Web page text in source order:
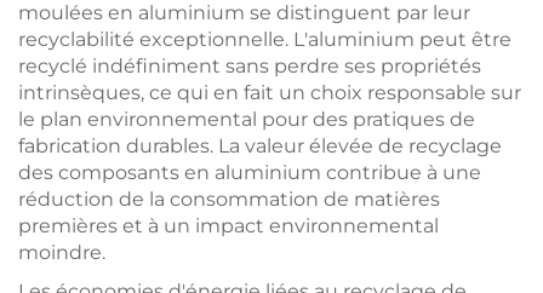
moulées en aluminium se distinguent par leur
recyclabilité exceptionnelle. L'aluminium peut être
recyclé indéfiniment sans perdre ses propriétés
intrinsèques, ce qui en fait un choix responsable sur
le plan environnemental pour des pratiques de
fabrication durables. La valeur élevée de recyclage
des composants en aluminium contribue à une
réduction de la consommation de matières
premières et à un impact environnemental
moindre.